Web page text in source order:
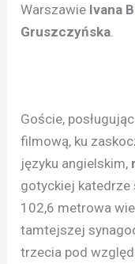
Warszawie Ivana
Gruszczyńska
Goście,
filmową, ku
języku angielskim,
gotyckiej katedrze
102,6 metrowa
tamtejszej
trzecia pod